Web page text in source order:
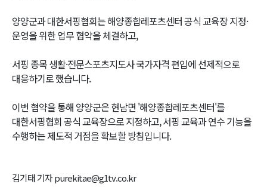
양양군과 대한서핑협회는 해양종합레포츠센터 공식 교육장 지정·
운영을 위한 업무 협약을 체결하고,
서핑 종목 생활·전문스포츠지도사 국가자격 편입에 선제적으로
대응하기로 했습니다.
이번 협약을 통해 양양군은 현남면 '해양종합레포츠센터'를
대한서핑협회 공식 교육장으로 지정하고, 서핑 교육과 연수 기능을
수행하는 제도적 거점을 확보할 방침입니다.
김기태 기자 purekitae@g1tv.co.kr